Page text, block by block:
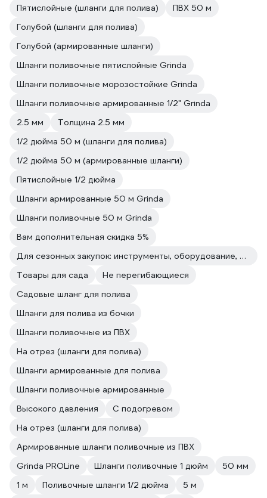
Пятислойные (шланги для полива)
ПВХ 50 м
Голубой (шланги для полива)
Голубой (армированные шланги)
Шланги поливочные пятислойные Grinda
Шланги поливочные морозостойкие Grinda
Шланги поливочные армированные 1/2" Grinda
2.5 мм
Толщина 2.5 мм
1/2 дюйма 50 м (шланги для полива)
1/2 дюйма 50 м (армированные шланги)
Пятислойные 1/2 дюйма
Шланги армированные 50 м Grinda
Шланги поливочные 50 м Grinda
Вам дополнительная скидка 5%
Для сезонных закупок: инструменты, оборудование, расходные материалы
Товары для сада
Не перегибающиеся
Садовые шланг для полива
Шланги для полива из бочки
Шланги поливочные из ПВХ
На отрез (шланги для полива)
Шланги армированные для полива
Шланги поливочные армированные
Высокого давления
С подогревом
На отрез (шланги для полива)
Армированные шланги поливочные из ПВХ
Grinda PROLine
Шланги поливочные 1 дюйм
50 мм
1 м
Поливочные шланги 1/2 дюйма
5 м